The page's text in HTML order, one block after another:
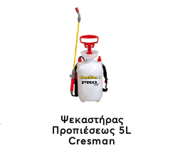
Ψεκαστήρας
Προπιέσεως 5L
Cresman